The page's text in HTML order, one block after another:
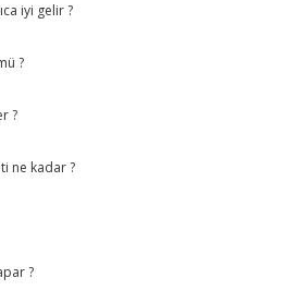
iyi gelir ?
?
?
ne kadar ?
?